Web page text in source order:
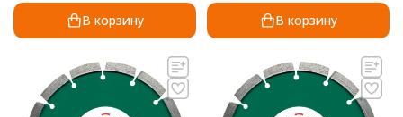
В корзину В корзину